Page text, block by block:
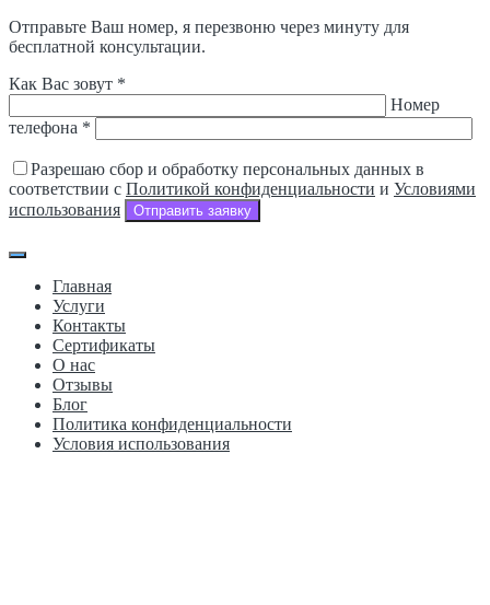
Отправьте Ваш номер, я перезвоню через минуту для
бесплатной консультации.
Как Вас зовут *
Номер
телефона *
Разрешаю сбор и обработку персональных данных в
соответствии с Политикой конфиденциальности и Условиями
использования
Отправить заявку
Главная
Услуги
Контакты
Сертификаты
О нас
Отзывы
Блог
Политика конфиденциальности
Условия использования